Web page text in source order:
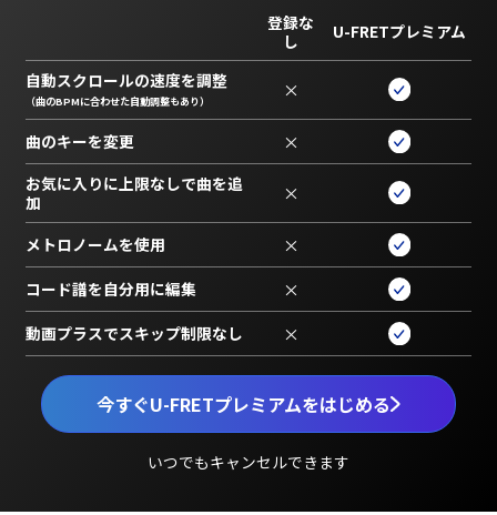
今すぐU-FRETプレミアムをはじめる
いつでもキャンセルできます
登録な
し
U-FRETプレミアム
自動スクロールの速度を調整
（曲のBPMに合わせた自動調整もあり） ×
曲のキーを変更 ×
お気に入りに上限なしで曲を追
加
×
メトロノームを使用 ×
コード譜を自分用に編集 ×
動画プラスでスキップ制限なし ×